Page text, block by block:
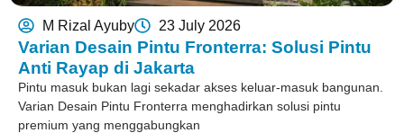
M Rizal Ayuby 23 July 2026
Varian Desain Pintu Fronterra: Solusi Pintu
Anti Rayap di Jakarta
Pintu masuk bukan lagi sekadar akses keluar-masuk bangunan.
Varian Desain Pintu Fronterra menghadirkan solusi pintu
premium yang menggabungkan